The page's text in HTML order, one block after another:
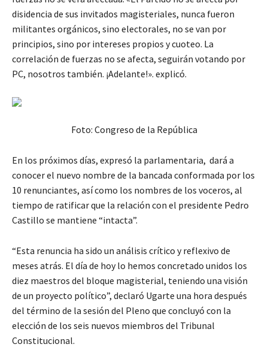
disidencia de sus invitados magisteriales, nunca fueron
militantes orgánicos, sino electorales, no se van por
principios, sino por intereses propios y cuoteo. La
correlación de fuerzas no se afecta, seguirán votando por
PC, nosotros también. ¡Adelante!». explicó.
Foto: Congreso de la República
En los próximos días, expresó la parlamentaria, dará a
conocer el nuevo nombre de la bancada conformada por los
10 renunciantes, así como los nombres de los voceros, al
tiempo de ratificar que la relación con el presidente Pedro
Castillo se mantiene “intacta”.
“Esta renuncia ha sido un análisis crítico y reflexivo de
meses atrás. El día de hoy lo hemos concretado unidos los
diez maestros del bloque magisterial, teniendo una visión
de un proyecto político”, declaró Ugarte una hora después
del término de la sesión del Pleno que concluyó con la
elección de los seis nuevos miembros del Tribunal
Constitucional.